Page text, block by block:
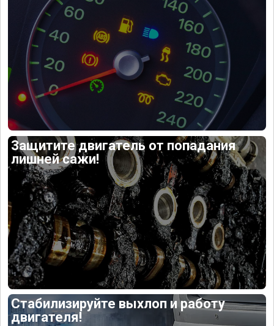
Защитите двигатель от попадания
лишней сажи!
Стабилизируйте выхлоп и работу
двигателя!